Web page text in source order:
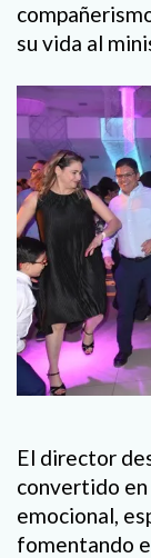
su vida al
El director
convertido
emocional,
fomentando